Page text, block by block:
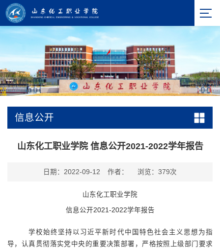
信息公开
山东化工职业学院 信息公开2021-2022学年报告
日期：2022-09-12 作者： 浏览： 379次
山东化工职业学院
信息公开2021-2022学年报告
学校始终坚持以习近平新时代中国特色社会主义思想为指
导，认真贯彻落实党中央的重要决策部署，严格按照上级部门要求